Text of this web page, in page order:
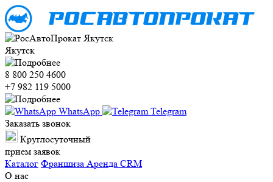
Якутск
8 800 250 4600
+7 982 119 5000
WhatsApp
Telegram
Заказать звонок
Круглосуточный
прием заявок
Каталог Франшиза Аренда CRM
О нас